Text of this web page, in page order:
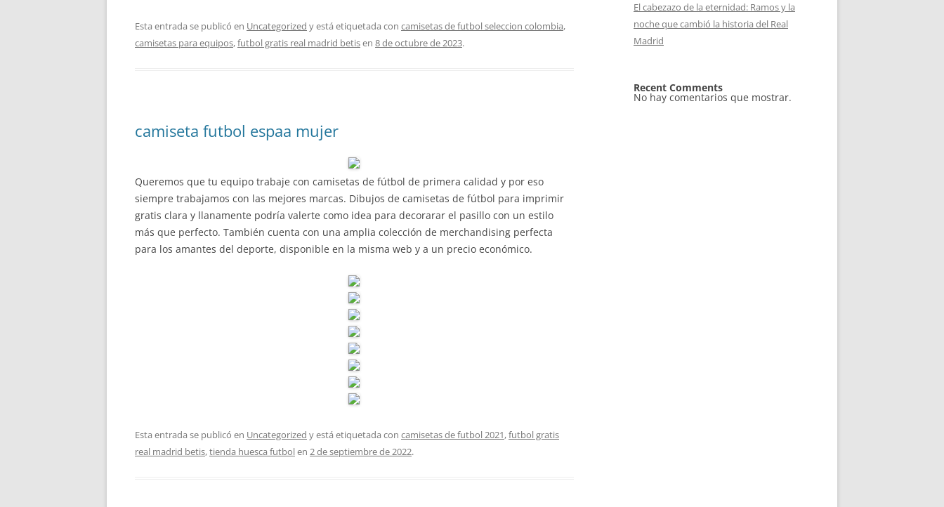
Esta entrada se publicó en Uncategorized y está etiquetada con camisetas de futbol seleccion colombia,
camisetas para equipos,futbol gratis real madrid betisen 8 de octubre de 2023.
camiseta futbol espaa mujer
Queremos que tu equipo trabaje con camisetas de fútbol de primera calidad y por eso
siempre trabajamos con las mejores marcas. Dibujos de camisetas de fútbol para imprimir
gratis clara y llanamente podría valerte como idea para decorarar el pasillo con un estilo
más que perfecto. También cuenta con una amplia colección de merchandising perfecta
para los amantes del deporte, disponible en la misma web y a un precio económico.
Esta entrada se publicó en Uncategorized y está etiquetada con camisetas de futbol 2021,futbol gratis
real madrid betis,tienda huesca futbolen 2 de septiembre de 2022.
El cabezazo de la eternidad: Ramos y la
noche que cambió la historia del Real
Madrid
Recent Comments
No hay comentarios que mostrar.